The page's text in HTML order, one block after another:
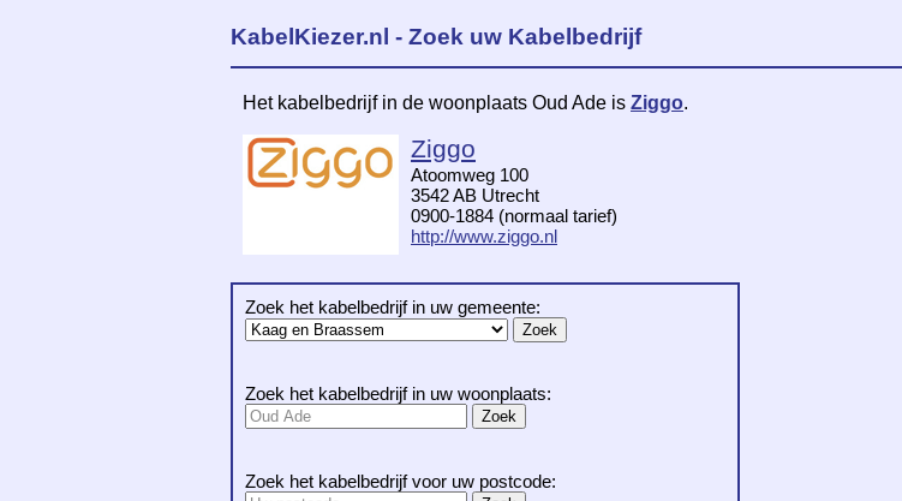
KabelKiezer.nl - Zoek uw Kabelbedrijf
Het kabelbedrijf in de woonplaats Oud Ade is Ziggo.
Ziggo
Atoomweg 100
3542 AB Utrecht
0900-1884 (normaal tarief)
http://www.ziggo.nl
Zoek het kabelbedrijf in uw gemeente:
Zoek het kabelbedrijf in uw woonplaats:
Zoek het kabelbedrijf voor uw postcode: